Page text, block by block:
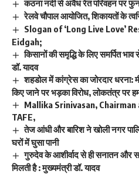
कठना नदी से अवैध रेत परिवहन पर
रेलवे चौपाल आयोजित, शिकायतों के
Slogan of ‘Long Live Love’
Eidgah;
किसानों की समृद्धि के लिए समर्पित
डॉ. यादव
शहडोल में कांग्रेस का जोरदार धरना:
किए जाने पर भड़का विरोध, लोकतंत्र पर
Mallika Srinivasan,
TAFE,
तेज आंधी और बारिश ने खोली नगर
घरों में घुसा पानी
गुरुदेव के आशीर्वाद से ही सनातन और
मिलती है : मुख्यमंत्री डॉ. यादव